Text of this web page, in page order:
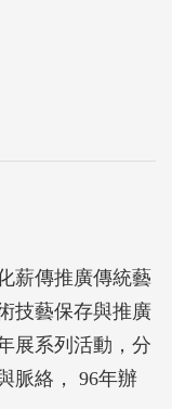
薪傳推廣傳統藝
技藝保存與推廣
展系列活動，分
脈絡， 96年辦